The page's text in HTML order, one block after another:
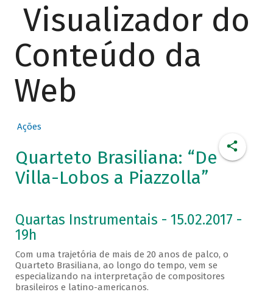
Visualizador do
Conteúdo da
Web
Ações
Quarteto Brasiliana: “De
Villa-Lobos a Piazzolla”
Quartas Instrumentais - 15.02.2017 -
19h
Com uma trajetória de mais de 20 anos de palco, o
Quarteto Brasiliana, ao longo do tempo, vem se
especializando na interpretação de compositores
brasileiros e latino-americanos.